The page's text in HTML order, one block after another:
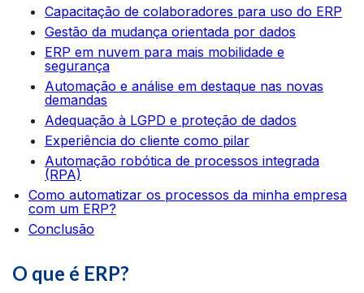
Capacitação de colaboradores para uso do ERP
Gestão da mudança orientada por dados
ERP em nuvem para mais mobilidade e
segurança
Automação e análise em destaque nas novas
demandas
Adequação à LGPD e proteção de dados
Experiência do cliente como pilar
Automação robótica de processos integrada
(RPA)
Como automatizar os processos da minha empresa
com um ERP?
Conclusão
O que é ERP?